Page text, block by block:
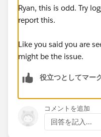
Ryan, this is odd. Try
report this.
Like you said you are
might be the issue.
役立つとしてマー
コメントを追加
回答を記入...